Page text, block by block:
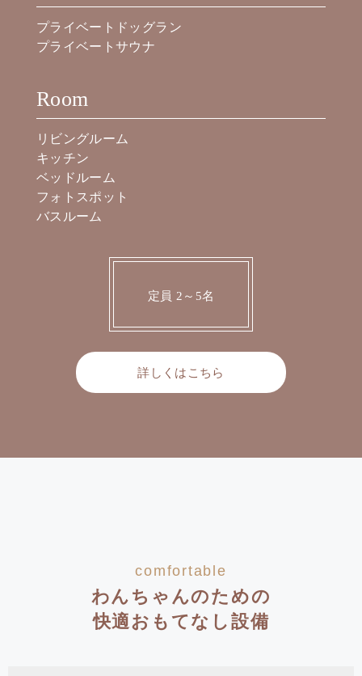
プライベートドッグラン
プライベートサウナ
Room
リビングルーム
キッチン
ベッドルーム
フォトスポット
バスルーム
定員 2～5名
詳しくはこちら
comfortable
わんちゃんのための
快適おもてなし設備